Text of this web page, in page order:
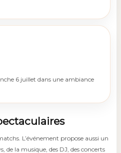
6 juillet dans une ambiance
L’événement propose aussi un
de la musique, des DJ, des concerts